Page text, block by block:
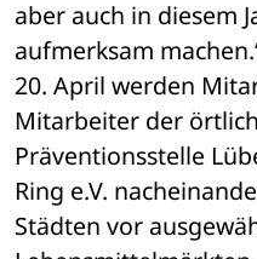
aber auch in diesem
aufmerksam
20. April werden
Mitarbeiter der
Präventionsstelle
Ring e.V.
Städten vor